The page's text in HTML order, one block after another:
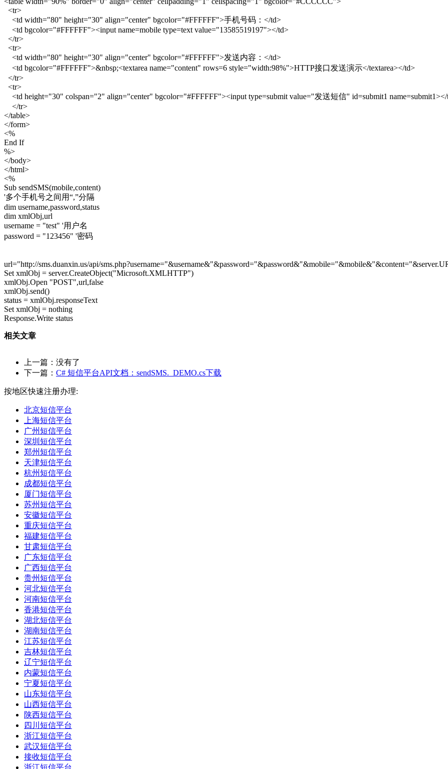
<tr>
<td width="80" height="30" align="center" bgcolor="#FFFFFF">手机号码：</td>
<td bgcolor="#FFFFFF"><input name=mobile type=text value="13585519197"></td>
</tr>
<tr>
<td width="80" height="30" align="center" bgcolor="#FFFFFF">发送内容：</td>
<td bgcolor="#FFFFFF">&nbsp;<textarea name="content" rows=6 style="width:98%">HTTP接口发送演示</textarea></td>
</tr>
<tr>
<td height="30" colspan="2" align="center" bgcolor="#FFFFFF"><input type=submit value="发送短信" id=submit1
</tr>
</table>
</form>
<%
End If
%>
</body>
</html>
<%
Sub sendSMS(mobile,content)
'多个手机号之间用“,”分隔
dim username,password,status
dim xmlObj,url
username = "test" '用户名
password = "123456" '密码
url="http://sms.duanxin.us/api/
Set xmlObj = server.CreateObject("Microsoft.XMLHTTP")
xmlObj.Open "POST",url,false
xmlObj.send()
status = xmlObj.responseText
Set xmlObj = nothing
Response.Write status
相关文章
上一篇：没有了
下一篇： C# 短信平台API文档：sendSMS._DEMO.cs下载
按地区快速注册办理:
北京短信平台
上海短信平台
广州短信平台
深圳短信平台
郑州短信平台
天津短信平台
杭州短信平台
成都短信平台
厦门短信平台
苏州短信平台
安徽短信平台
重庆短信平台
福建短信平台
甘肃短信平台
广东短信平台
广西短信平台
贵州短信平台
河北短信平台
河南短信平台
香港短信平台
湖北短信平台
湖南短信平台
江苏短信平台
吉林短信平台
辽宁短信平台
内蒙短信平台
宁夏短信平台
山东短信平台
山西短信平台
陕西短信平台
四川短信平台
浙江短信平台
武汉短信平台
接收短信平台
浙江短信平台